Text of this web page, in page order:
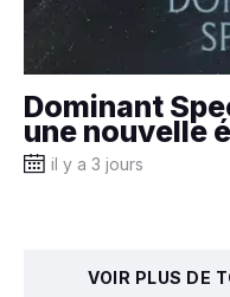
Dominant
une nouvelle
il y a 3 jours
VOIR PLUS DE